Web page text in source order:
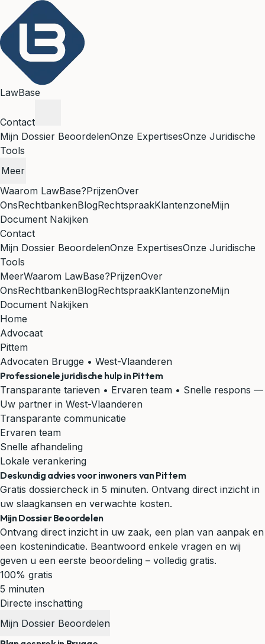
LawBase
Contact
Mijn Dossier BeoordelenOnze ExpertisesOnze Juridische
Tools
Meer
Waarom LawBase?PrijzenOver
OnsRechtbankenBlogRechtspraakKlantenzoneMijn
Document Nakijken
Contact
Mijn Dossier BeoordelenOnze ExpertisesOnze Juridische
Tools
MeerWaarom LawBase?PrijzenOver
OnsRechtbankenBlogRechtspraakKlantenzoneMijn
Document Nakijken
Home
Advocaat
Pittem
Advocaten Brugge • West-Vlaanderen
Professionele juridische hulp inPittem
Transparante tarieven • Ervaren team • Snelle respons —
Uw partner in West-Vlaanderen
Transparante communicatie
Ervaren team
Snelle afhandeling
Lokale verankering
Deskundig advies voor inwoners van Pittem
Gratis dossiercheck in 5 minuten. Ontvang direct inzicht in
uw slaagkansen en verwachte kosten.
Mijn Dossier Beoordelen
Ontvang direct inzicht in uw zaak, een plan van aanpak en
een kostenindicatie. Beantwoord enkele vragen en wij
geven u een eerste beoordeling – volledig gratis.
100% gratis
5 minuten
Directe inschatting
Mijn Dossier Beoordelen